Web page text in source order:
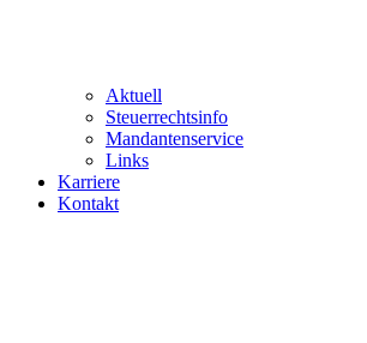
Aktuell
Steuerrechtsinfo
Mandantenservice
Links
Karriere
Kontakt